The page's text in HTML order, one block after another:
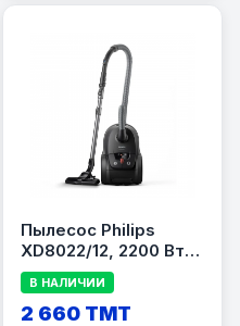
Пылесос Philips
XD8022/12, 2200 Вт,
мешок 4 л, серый
В НАЛИЧИИ
2 660 TMT